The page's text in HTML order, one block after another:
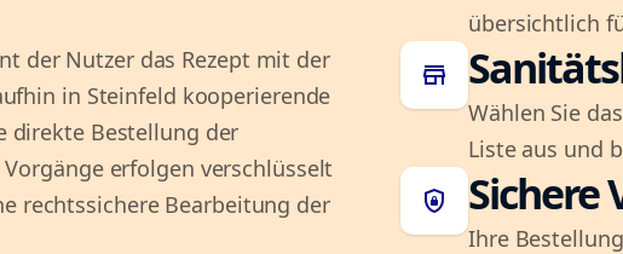
der Nutzer das Rezept mit der
in Steinfeld kooperierende
direkte Bestellung der
erfolgen verschlüsselt
rechtssichere Bearbeitung der
übersichtlich
store
Wählen Sie
Liste aus und
shield_lock Sichere
Ihre